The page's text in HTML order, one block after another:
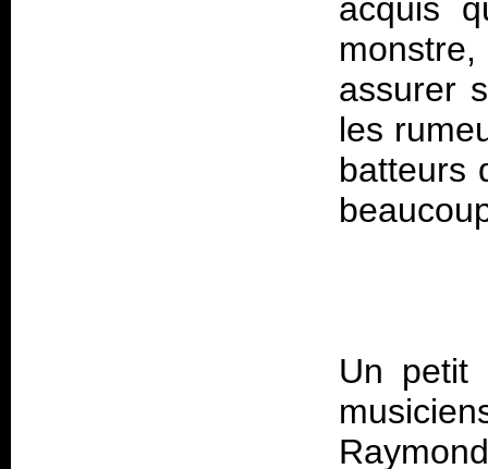
acquis
assurer
les
batteurs
Un petit